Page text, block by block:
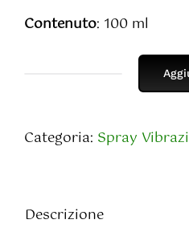
Contenuto: 100 ml
Chakra
Categoria: Spray
Descrizione